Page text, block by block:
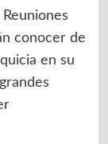
conocer de
en su